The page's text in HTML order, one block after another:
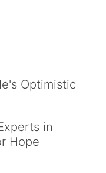
Optimistic
in
Hope